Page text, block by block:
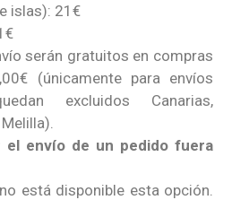
islas): 21€
serán gratuitos en compras
(únicamente para envíos
excluidos Canarias,
el envío de un pedido fuera
está disponible esta opción.